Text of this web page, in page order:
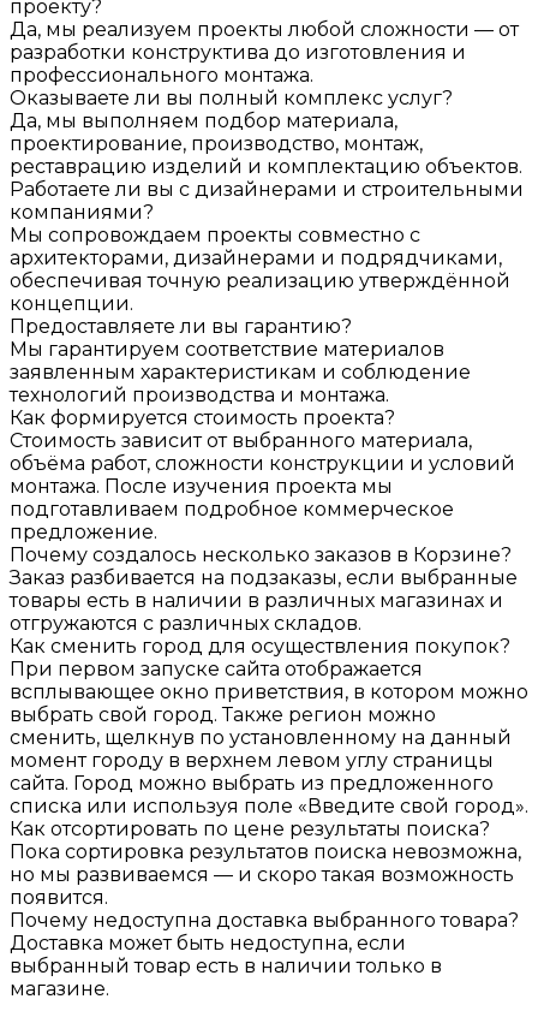
проекту?
Да, мы реализуем проекты любой сложности — от
разработки конструктива до изготовления и
профессионального монтажа.
Оказываете ли вы полный комплекс услуг?
Да, мы выполняем подбор материала,
проектирование, производство, монтаж,
реставрацию изделий и комплектацию объектов.
Работаете ли вы с дизайнерами и строительными
компаниями?
Мы сопровождаем проекты совместно с
архитекторами, дизайнерами и подрядчиками,
обеспечивая точную реализацию утверждённой
концепции.
Предоставляете ли вы гарантию?
Мы гарантируем соответствие материалов
заявленным характеристикам и соблюдение
технологий производства и монтажа.
Как формируется стоимость проекта?
Стоимость зависит от выбранного материала,
объёма работ, сложности конструкции и условий
монтажа. После изучения проекта мы
подготавливаем подробное коммерческое
предложение.
Почему создалось несколько заказов в Корзине?
Заказ разбивается на подзаказы, если выбранные
товары есть в наличии в различных магазинах и
отгружаются с различных складов.
Как сменить город для осуществления покупок?
При первом запуске сайта отображается
всплывающее окно приветствия, в котором можно
выбрать свой город. Также регион можно
сменить, щелкнув по установленному на данный
момент городу в верхнем левом углу страницы
сайта. Город можно выбрать из предложенного
списка или используя поле «Введите свой город».
Как отсортировать по цене результаты поиска?
Пока сортировка результатов поиска невозможна,
но мы развиваемся — и скоро такая возможность
появится.
Почему недоступна доставка выбранного товара?
Доставка может быть недоступна, если
выбранный товар есть в наличии только в
магазине.